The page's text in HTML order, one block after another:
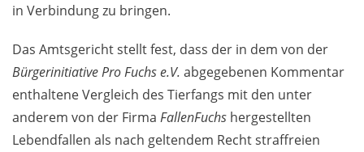
in Verbindung zu bringen.
Das Amtsgericht stellt fest, dass der in dem von der
Bürgerinitiative Pro Fuchs e.V. abgegebenen Kommentar
enthaltene Vergleich des Tierfangs mit den unter
anderem von der Firma FallenFuchs hergestellten
Lebendfallen als nach geltendem Recht straffreien